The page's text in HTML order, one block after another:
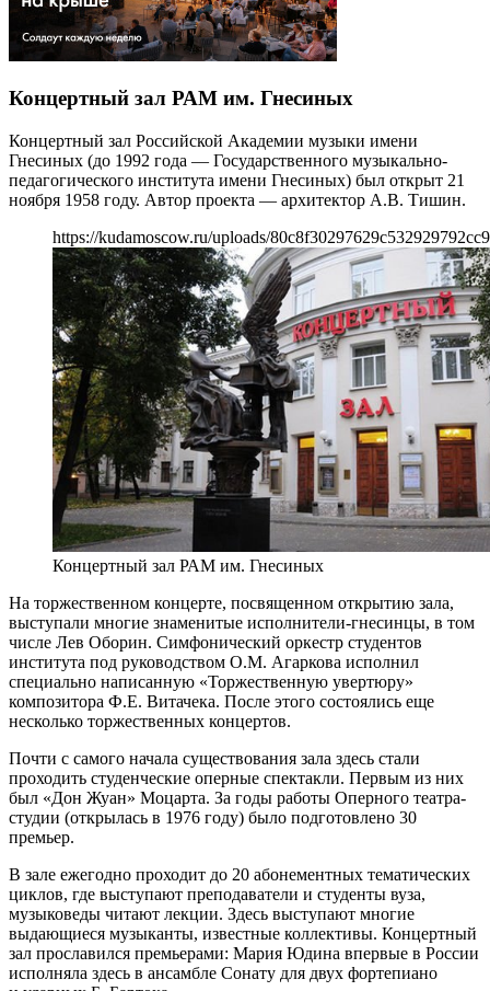
Концертный зал РАМ им. Гнесиных
Концертный зал Российской Академии музыки имени
Гнесиных (до 1992 года — Государственного музыкально-
педагогического института имени Гнесиных) был открыт 21
ноября 1958 году. Автор проекта — архитектор А.В. Тишин.
https://kudamoscow.ru/uploads/
Концертный зал РАМ им. Гнесиных
На торжественном концерте, посвященном открытию зала,
выступали многие знаменитые исполнители-гнесинцы, в том
числе Лев Оборин. Симфонический оркестр студентов
института под руководством О.М. Агаркова исполнил
специально написанную «Торжественную увертюру»
композитора Ф.Е. Витачека. После этого состоялись еще
несколько торжественных концертов.
Почти с самого начала существования зала здесь стали
проходить студенческие оперные спектакли. Первым из них
был «Дон Жуан» Моцарта. За годы работы Оперного театра-
студии (открылась в 1976 году) было подготовлено 30
премьер.
В зале ежегодно проходит до 20 абонементных тематических
циклов, где выступают преподаватели и студенты вуза,
музыковеды читают лекции. Здесь выступают многие
выдающиеся музыканты, известные коллективы. Концертный
зал прославился премьерами: Мария Юдина впервые в России
исполняла здесь в ансамбле Сонату для двух фортепиано